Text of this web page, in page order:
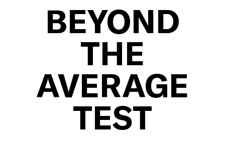
BEYOND
THE
AVERAGE
TEST